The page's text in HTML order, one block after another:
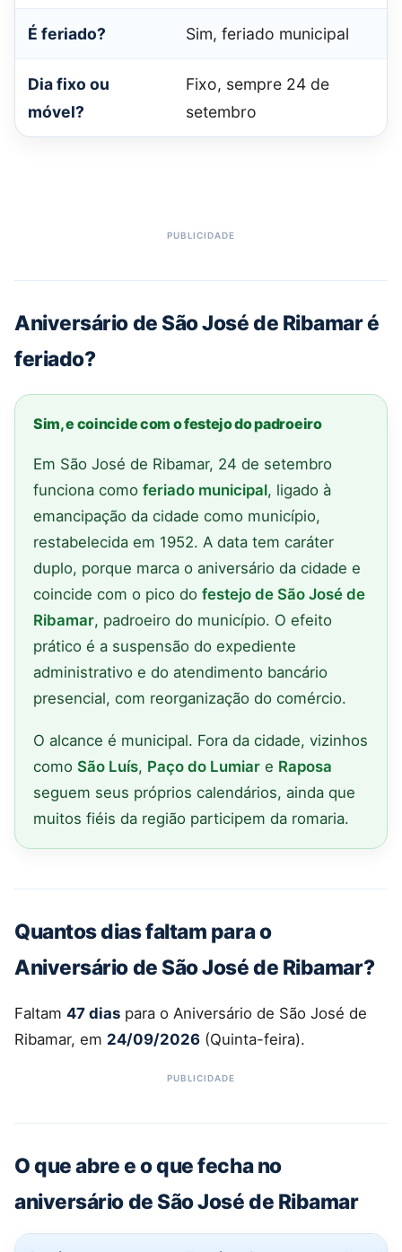
É feriado? Sim, feriado municipal
Dia fixo ou
móvel?
Fixo, sempre 24 de
setembro
Aniversário de São José de Ribamar é
feriado?
Sim, e coincide com o festejo do padroeiro
Em São José de Ribamar, 24 de setembro
funciona como feriado municipal, ligado à
emancipação da cidade como município,
restabelecida em 1952. A data tem caráter
duplo, porque marca o aniversário da cidade e
coincide com o pico do festejo de São José de
Ribamar, padroeiro do município. O efeito
prático é a suspensão do expediente
administrativo e do atendimento bancário
presencial, com reorganização do comércio.
O alcance é municipal. Fora da cidade, vizinhos
como São Luís, Paço do Lumiar e Raposa
seguem seus próprios calendários, ainda que
muitos fiéis da região participem da romaria.
Quantos dias faltam para o
Aniversário de São José de Ribamar?
Faltam 47 dias para o Aniversário de São José de
Ribamar, em 24/09/2026 (Quinta-feira).
O que abre e o que fecha no
aniversário de São José de Ribamar